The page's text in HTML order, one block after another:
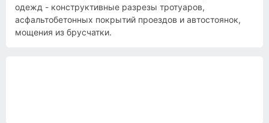
одежд - конструктивные разрезы тротуаров,
асфальтобетонных покрытий проездов и автостоянок,
мощения из брусчатки.